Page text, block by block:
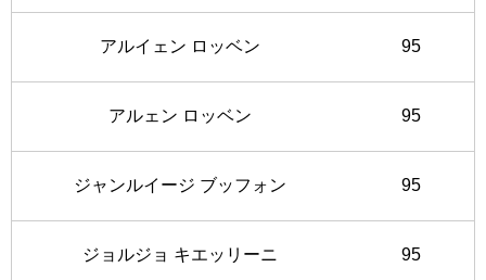
アルイェン ロッベン 95
アルェン ロッベン 95
ジャンルイージ ブッフォン 95
ジョルジョ キエッリーニ 95